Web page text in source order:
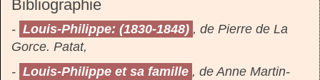
Bibliographie
- Louis-Philippe: (1830-1848) , de Pierre de La
Gorce. Patat,
- Louis-Philippe et sa famille , de Anne Martin-